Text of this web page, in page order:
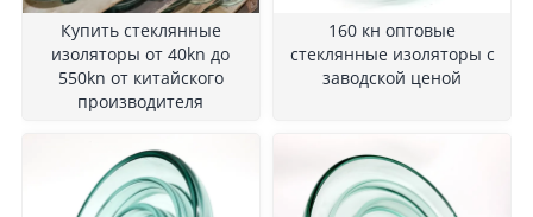
Купить стеклянные
изоляторы от 40kn до
550kn от китайского
производителя
160 кн оптовые
стеклянные изоляторы с
заводской ценой